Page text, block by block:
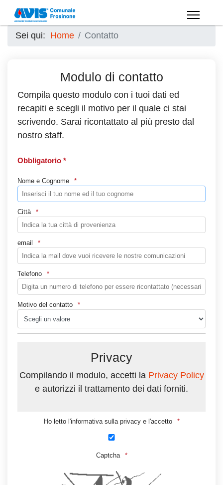
Sei qui: Home Contatto
Modulo di contatto
Compila questo modulo con i tuoi dati ed
recapiti e scegli il motivo per il quale ci stai
scrivendo. Sarai ricontattato al più presto dal
nostro staff.
Obbligatorio *
Nome e Cognome
Città
email
Telefono
Motivo del contatto
Privacy
Compilando il modulo, accetti la Privacy Policy
e autorizzi il trattamento dei dati forniti.
Ho letto l'informativa sulla privacy e l'accetto
Captcha